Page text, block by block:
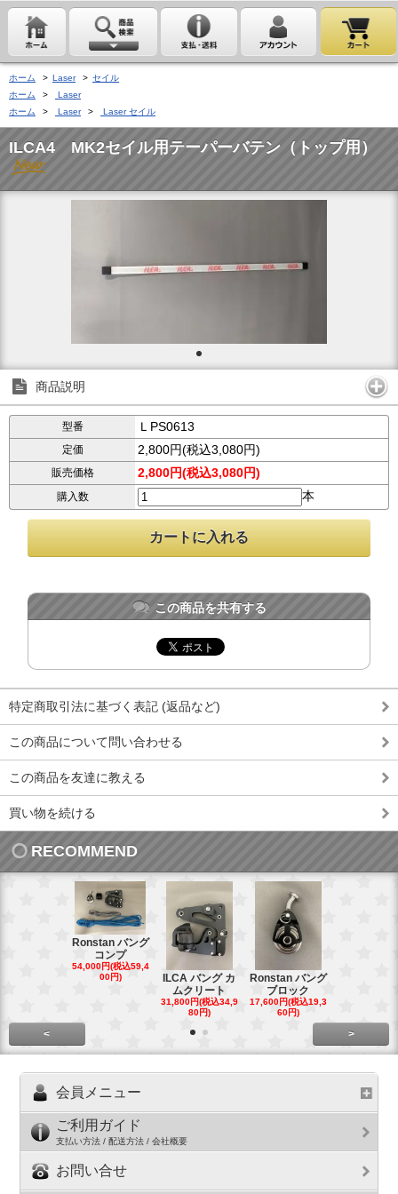
ホーム > Laser > セイル
ホーム
>
Laser
ホーム
> Laser > Laser セイル
ILCA4 MK2セイル用テーパーバテン（トップ用）
商品説明
型番 ＬPS0613
定価 2,800円(税込3,080円)
販売価格 2,800円(税込3,080円)
購入数 本
この商品を共有する
特定商取引法に基づく表記 (返品など)
この商品について問い合わせる
この商品を友達に教える
買い物を続ける
RECOMMEND
Ronstan バング
コンプ
54,000円(税込59,4
00円)
ILCA バング カ
ムクリート
31,800円(税込34,9
80円)
Ronstan バング
ブロック
17,600円(税込19,3
60円)
< >
会員メニュー
ご利用ガイド
支払い方法 / 配送方法 / 会社概要
お問い合せ